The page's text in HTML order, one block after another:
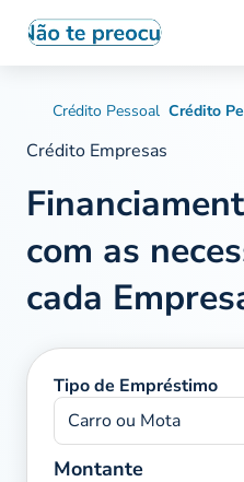
Crédito Pessoal Crédito
Crédito Empresas
com as
cada
Tipo de Empréstimo
Carro ou Mota
Montante